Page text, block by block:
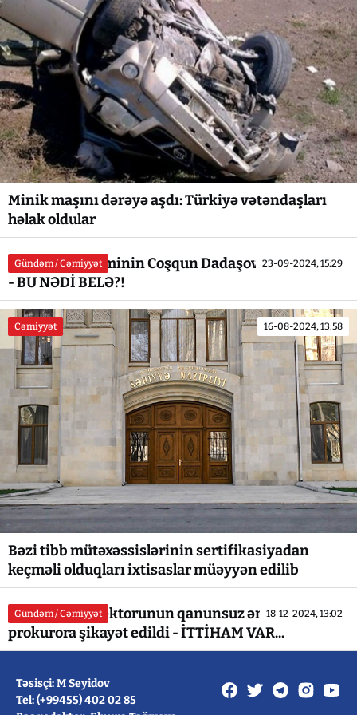
Minik maşını dərəyə aşdı: Türkiyə vətəndaşları
həlak oldular
Gündəm / Cəmiyyət 23-09-2024, 15:29
Azərbaycan elminin Coşqun Dadaşov MÖCÜZƏSİ...
- BU NƏDİ BELƏ?!
Cəmiyyət 16-08-2024, 13:58
Bəzi tibb mütəxəssislərinin sertifikasiyadan
keçməli olduqları ixtisaslar müəyyən edilib
Gündəm / Cəmiyyət 18-12-2024, 13:02
Xəstəxana direktorunun qanunsuz əməllərindən
prokurora şikayət edildi - İTTİHAM VAR...
Təsisçi: M Seyidov
Tel: (+99455) 402 02 85